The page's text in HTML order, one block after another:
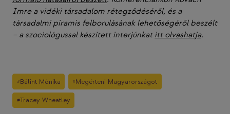
Imre a vidéki társadalom rétegződéséről, és a
társadalmi piramis felborulásának lehetőségéről beszélt
– a szociológussal készített interjúnkat itt olvashatja.
Post
Tags:
#Bálint Mónika #Megérteni Magyarországot
#Tracey Wheatley